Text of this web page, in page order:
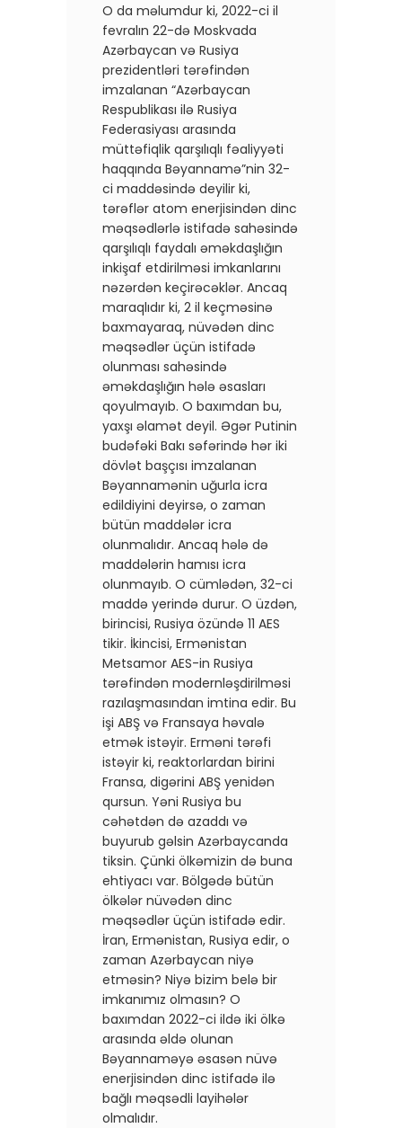
O da məlumdur ki, 2022-ci il
fevralın 22-də Moskvada
Azərbaycan və Rusiya
prezidentləri tərəfindən
imzalanan “Azərbaycan
Respublikası ilə Rusiya
Federasiyası arasında
müttəfiqlik qarşılıqlı fəaliyyəti
haqqında Bəyannamə”nin 32-
ci maddəsində deyilir ki,
tərəflər atom enerjisindən dinc
məqsədlərlə istifadə sahəsində
qarşılıqlı faydalı əməkdaşlığın
inkişaf etdirilməsi imkanlarını
nəzərdən keçirəcəklər. Ancaq
maraqlıdır ki, 2 il keçməsinə
baxmayaraq, nüvədən dinc
məqsədlər üçün istifadə
olunması sahəsində
əməkdaşlığın hələ əsasları
qoyulmayıb. O baxımdan bu,
yaxşı əlamət deyil. Əgər Putinin
budəfəki Bakı səfərində hər iki
dövlət başçısı imzalanan
Bəyannamənin uğurla icra
edildiyini deyirsə, o zaman
bütün maddələr icra
olunmalıdır. Ancaq hələ də
maddələrin hamısı icra
olunmayıb. O cümlədən, 32-ci
maddə yerində durur. O üzdən,
birincisi, Rusiya özündə 11 AES
tikir. İkincisi, Ermənistan
Metsamor AES-in Rusiya
tərəfindən modernləşdirilməsi
razılaşmasından imtina edir. Bu
işi ABŞ və Fransaya həvalə
etmək istəyir. Erməni tərəfi
istəyir ki, reaktorlardan birini
Fransa, digərini ABŞ yenidən
qursun. Yəni Rusiya bu
cəhətdən də azaddı və
buyurub gəlsin Azərbaycanda
tiksin. Çünki ölkəmizin də buna
ehtiyacı var. Bölgədə bütün
ölkələr nüvədən dinc
məqsədlər üçün istifadə edir.
İran, Ermənistan, Rusiya edir, o
zaman Azərbaycan niyə
etməsin? Niyə bizim belə bir
imkanımız olmasın? O
baxımdan 2022-ci ildə iki ölkə
arasında əldə olunan
Bəyannaməyə əsasən nüvə
enerjisindən dinc istifadə ilə
bağlı məqsədli layihələr
olmalıdır.